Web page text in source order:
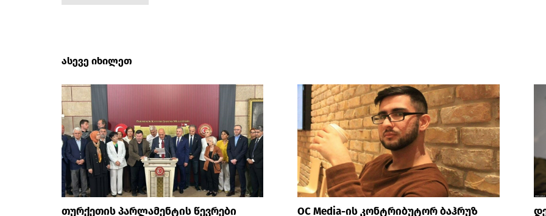
ასევე იხილეთ
თურქეთის პარლამენტის წევრები OC Media-ის კონტრიბუტორ ბაჰრუზ